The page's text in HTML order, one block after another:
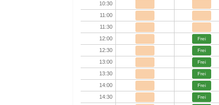
10:30
11:00
11:30
12:00
Frei
12:30 Frei
13:00 Frei
13:30 Frei
14:00 Frei
14:30 Frei